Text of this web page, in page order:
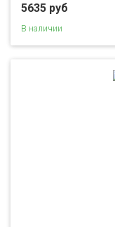
5635 руб
В наличии